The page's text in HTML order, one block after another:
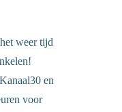
weer tijd
en
voor